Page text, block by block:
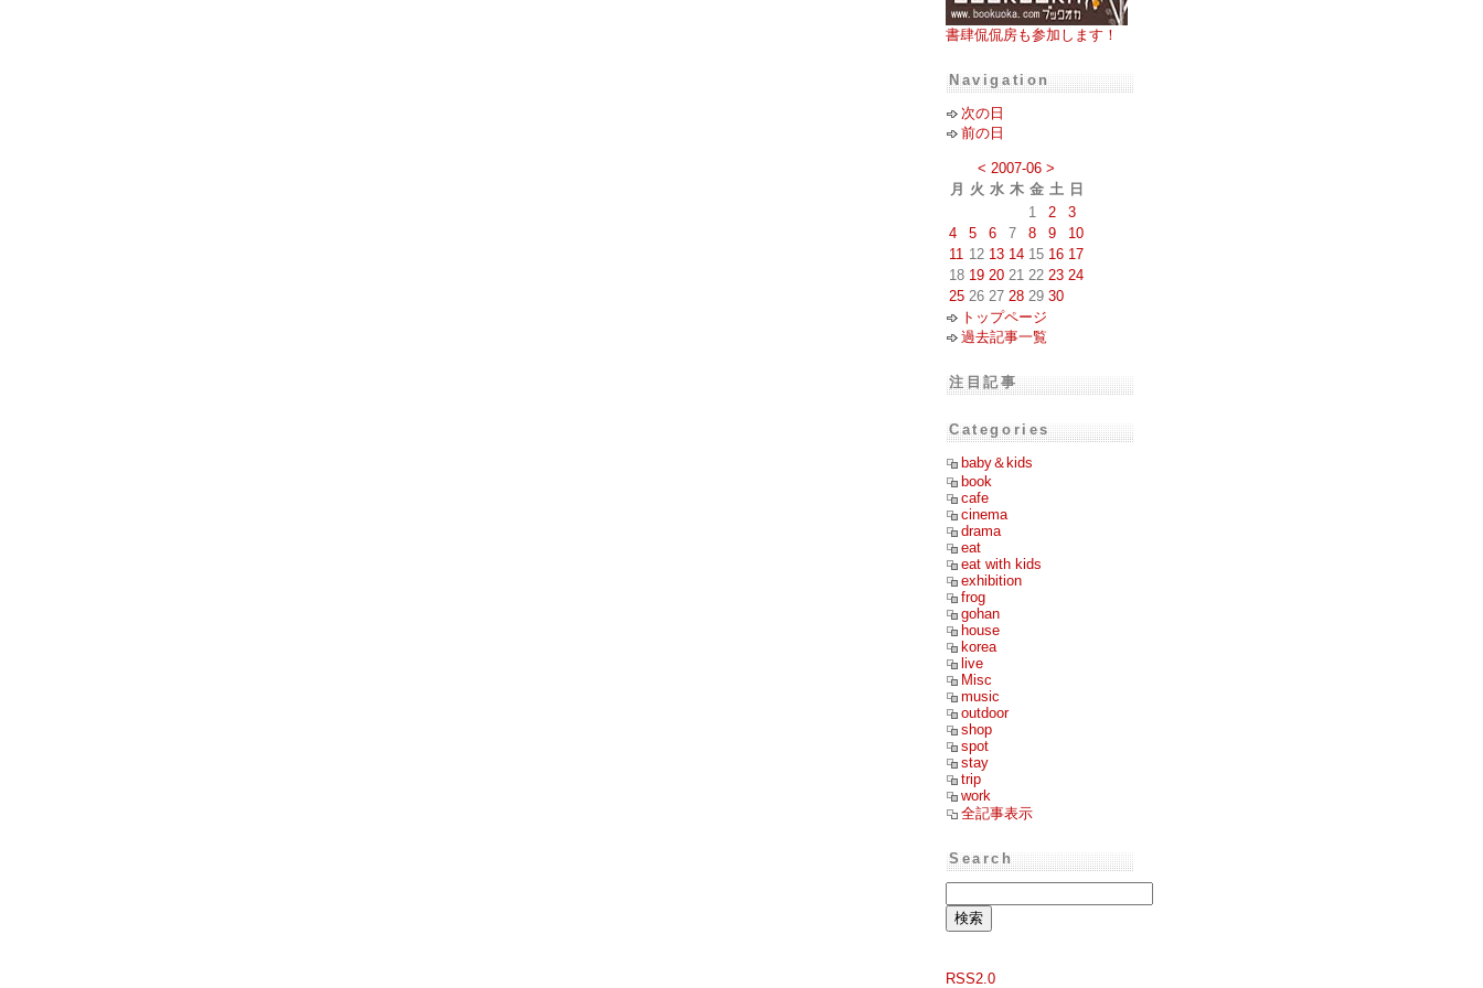
書肆侃侃房も参加します！
Navigation
次の日
前の日
< 2007-06 >
月
火 水 木 金 土 日
1
2
3
4
5 6 7 8 9
10
11 12 13 14 15 16 17
18 19 20 21 22 23 24
25 26 27 28 29 30
トップページ
過去記事一覧
注目記事
Categories
baby＆kids
book
cafe
cinema
drama
eat
eat with kids
exhibition
frog
gohan
house
korea
live
Misc
music
outdoor
shop
spot
stay
trip
work
全記事表示
Search
RSS2.0